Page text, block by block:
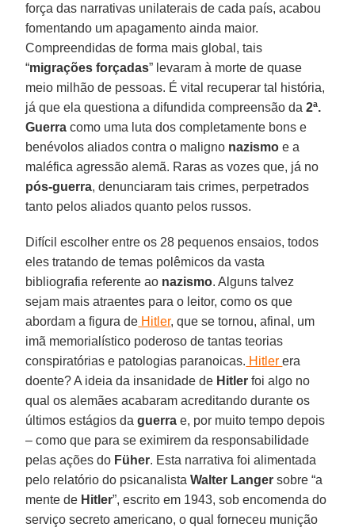
força das narrativas unilaterais de cada país, acabou
fomentando um apagamento ainda maior.
Compreendidas de forma mais global, tais
“migrações forçadas” levaram à morte de quase
meio milhão de pessoas. É vital recuperar tal história,
já que ela questiona a difundida compreensão da2ª.
Guerra como uma luta dos completamente bons e
benévolos aliados contra o maligno nazismo e a
maléfica agressão alemã. Raras as vozes que, já no
pós-guerra, denunciaram tais crimes, perpetrados
tanto pelos aliados quanto pelos russos.
Difícil escolher entre os 28 pequenos ensaios, todos
eles tratando de temas polêmicos da vasta
bibliografia referente ao nazismo. Alguns talvez
sejam mais atraentes para o leitor, como os que
abordam a figura de Hitler, que se tornou, afinal, um
imã memorialístico poderoso de tantas teorias
conspiratórias e patologias paranoicas. Hitlerera
doente? A ideia da insanidade de Hitler foi algo no
qual os alemães acabaram acreditando durante os
últimos estágios daguerra e, por muito tempo depois
– como que para se eximirem da responsabilidade
pelas ações do Füher. Esta narrativa foi alimentada
pelo relatório do psicanalistaWalter Langer sobre “a
mente de Hitler”, escrito em 1943, sob encomenda do
serviço secreto americano, o qual forneceu munição